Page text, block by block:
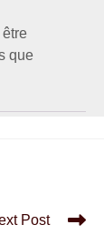
que
Post